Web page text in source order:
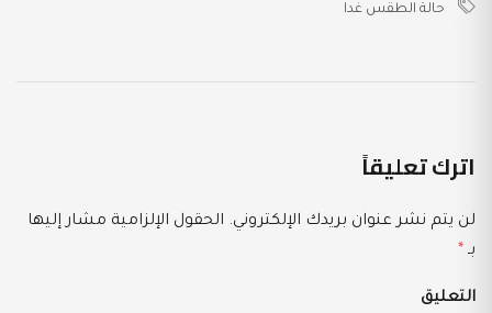
حالة الطقس غدا
اترك تعليقاً
لن يتم نشر عنوان بريدك الإلكتروني. الحقول الإلزامية مشار إليها
بـ *
التعليق